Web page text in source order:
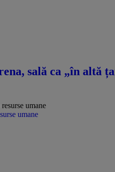
sală ca „în altă
umane